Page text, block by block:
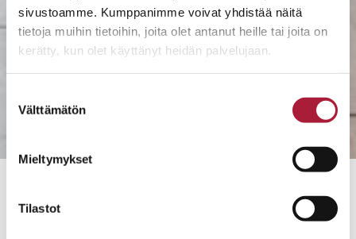
sivustoamme. Kumppanimme voivat yhdistää näitä
tietoja muihin tietoihin, joita olet antanut heille tai joita on
kerätty, kun olet käyttänyt heidän palvelujaan.
valinta
Välttämätön
Mieltymykset
Tilastot